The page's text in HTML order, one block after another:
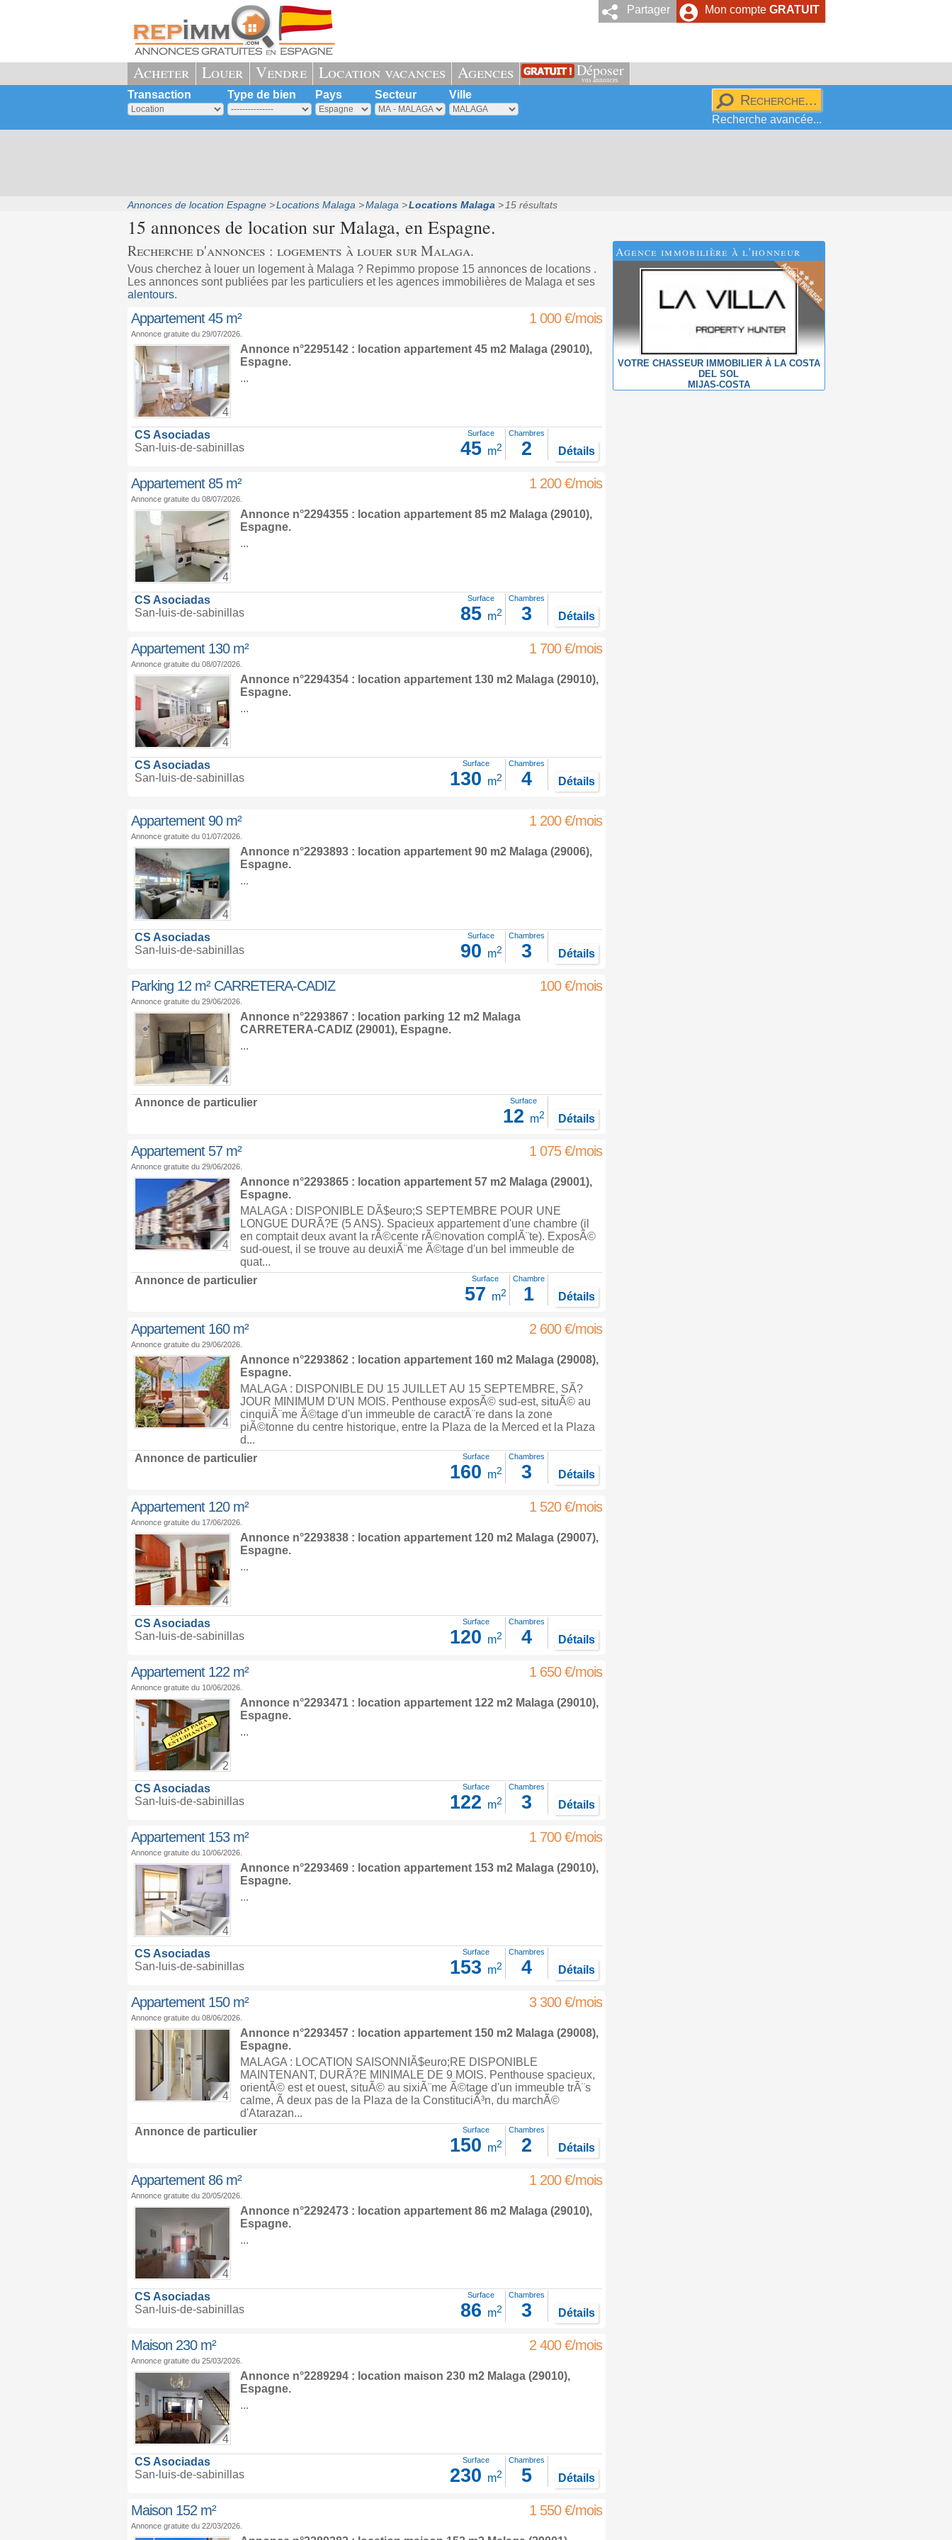
Mon compte GRATUIT
Partager
Acheter Louer Vendre Location vacances Agences Déposer
vos annonces
Transaction Type de bien Pays Secteur Ville
Recherche avancée...
Annonces de location Espagne Locations Malaga Malaga Locations Malaga 15 résultats
15 annonces de location sur Malaga, en Espagne.
Recherche d'annonces : logements à louer sur Malaga.
Vous cherchez à louer un logement à Malaga ? Repimmo propose 15 annonces de locations .
Les annonces sont publiées par les particuliers et les agences immobilières de Malaga et ses
alentours.
Appartement 45 m² 1 000 €/mois
Annonce gratuite du 29/07/2026.
4
Annonce n°2295142 : location appartement 45 m2 Malaga(29010),
Espagne.
...
CS Asociadas
San-luis-de-sabinillas
Surface
45 m2
Chambres
2 Détails
Appartement 85 m² 1 200 €/mois
Annonce gratuite du 08/07/2026.
4
Annonce n°2294355 : location appartement 85 m2 Malaga(29010),
Espagne.
...
CS Asociadas
San-luis-de-sabinillas
Surface
85 m2
Chambres
3 Détails
Appartement 130 m² 1 700 €/mois
Annonce gratuite du 08/07/2026.
4
Annonce n°2294354 : location appartement 130 m2 Malaga(29010),
Espagne.
...
CS Asociadas
San-luis-de-sabinillas
Surface
130 m2
Chambres
4 Détails
Appartement 90 m² 1 200 €/mois
Annonce gratuite du 01/07/2026.
4
Annonce n°2293893 : location appartement 90 m2 Malaga(29006),
Espagne.
...
CS Asociadas
San-luis-de-sabinillas
Surface
90 m2
Chambres
3 Détails
Parking 12 m² CARRETERA-CADIZ 100 €/mois
Annonce gratuite du 29/06/2026.
4
Annonce n°2293867 : location parking 12 m2 Malaga
CARRETERA-CADIZ (29001), Espagne.
...
Annonce de particulier Surface
12 m2 Détails
Appartement 57 m² 1 075 €/mois
Annonce gratuite du 29/06/2026.
4
Annonce n°2293865 : location appartement 57 m2 Malaga(29001),
Espagne.
MALAGA : DISPONIBLE DÃ$euro;S SEPTEMBRE POUR UNE
LONGUE DURÃ?E (5 ANS). Spacieux appartement d'une chambre (il
en comptait deux avant la rÃ©cente rÃ©novation complÃ¨te). ExposÃ©
sud-ouest, il se trouve au deuxiÃ¨me Ã©tage d'un bel immeuble de
quat...
Annonce de particulier
Surface
57 m2
Chambre
1 Détails
Appartement 160 m² 2 600 €/mois
Annonce gratuite du 29/06/2026.
4
Annonce n°2293862 : location appartement 160 m2 Malaga(29008),
Espagne.
MALAGA : DISPONIBLE DU 15 JUILLET AU 15 SEPTEMBRE, SÃ?
JOUR MINIMUM D'UN MOIS. Penthouse exposÃ© sud-est, situÃ© au
cinquiÃ¨me Ã©tage d'un immeuble de caractÃ¨re dans la zone
piÃ©tonne du centre historique, entre la Plaza de la Merced et la Plaza
d...
Annonce de particulier
Surface
160 m2
Chambres
3 Détails
Appartement 120 m² 1 520 €/mois
Annonce gratuite du 17/06/2026.
4
Annonce n°2293838 : location appartement 120 m2 Malaga(29007),
Espagne.
...
CS Asociadas
San-luis-de-sabinillas
Surface
120 m2
Chambres
4 Détails
Appartement 122 m² 1 650 €/mois
Annonce gratuite du 10/06/2026.
2
Annonce n°2293471 : location appartement 122 m2 Malaga(29010),
Espagne.
...
CS Asociadas
San-luis-de-sabinillas
Surface
122 m2
Chambres
3 Détails
Appartement 153 m² 1 700 €/mois
Annonce gratuite du 10/06/2026.
4
Annonce n°2293469 : location appartement 153 m2 Malaga(29010),
Espagne.
...
CS Asociadas
San-luis-de-sabinillas
Surface
153 m2
Chambres
4 Détails
Appartement 150 m² 3 300 €/mois
Annonce gratuite du 08/06/2026.
4
Annonce n°2293457 : location appartement 150 m2 Malaga(29008),
Espagne.
MALAGA : LOCATION SAISONNIÃ$euro;RE DISPONIBLE
MAINTENANT, DURÃ?E MINIMALE DE 9 MOIS. Penthouse spacieux,
orientÃ© est et ouest, situÃ© au sixiÃ¨me Ã©tage d'un immeuble trÃ¨s
calme, Ã deux pas de la Plaza de la ConstituciÃ³n, du marchÃ©
d'Atarazan...
Annonce de particulier
Surface
150 m2
Chambres
2 Détails
Appartement 86 m² 1 200 €/mois
Annonce gratuite du 20/05/2026.
4
Annonce n°2292473 : location appartement 86 m2 Malaga(29010),
Espagne.
...
CS Asociadas
San-luis-de-sabinillas
Surface
86 m2
Chambres
3 Détails
Maison 230 m² 2 400 €/mois
Annonce gratuite du 25/03/2026.
4
Annonce n°2289294 : location maison 230 m2 Malaga(29010),
Espagne.
...
CS Asociadas
San-luis-de-sabinillas
Surface
230 m2
Chambres
5 Détails
Maison 152 m² 1 550 €/mois
Annonce gratuite du 22/03/2026.
Agence immobilière à l'honneur
VOTRE CHASSEUR IMMOBILIER À LA COSTA
DEL SOL
MIJAS-COSTA